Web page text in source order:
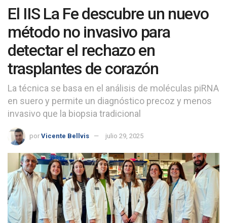
El IIS La Fe descubre un nuevo
método no invasivo para
detectar el rechazo en
trasplantes de corazón
La técnica se basa en el análisis de moléculas piRNA
en suero y permite un diagnóstico precoz y menos
invasivo que la biopsia tradicional
por Vicente Bellvis julio 29, 2025